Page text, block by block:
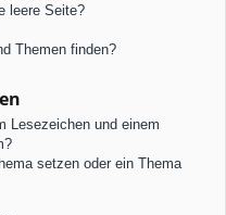
leere Seite?
Themen finden?
Lesezeichen und einem
setzen oder ein Thema